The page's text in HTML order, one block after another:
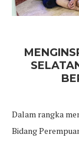
Dalam rangka
Bidang